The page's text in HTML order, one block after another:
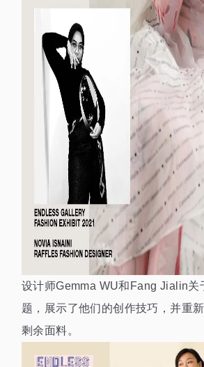
设计师Gemma WU和Fang Jialin关
题，展示了他们的创作技巧，并重
剩余面料。